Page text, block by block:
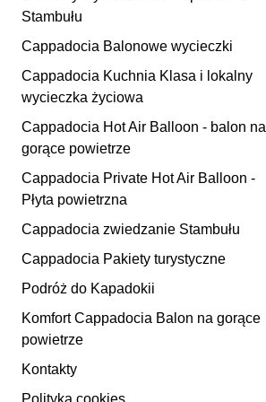
Stambułu
Cappadocia Balonowe wycieczki
Cappadocia Kuchnia Klasa i lokalny
wycieczka życiowa
Cappadocia Hot Air Balloon - balon na
gorące powietrze
Cappadocia Private Hot Air Balloon -
Płyta powietrzna
Cappadocia zwiedzanie Stambułu
Cappadocia Pakiety turystyczne
Podróż do Kapadokii
Komfort Cappadocia Balon na gorące
powietrze
Kontakty
Polityka cookies